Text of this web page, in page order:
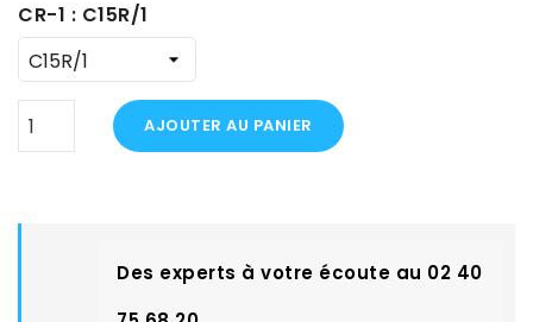
CR-1 : C15R/1
AJOUTER AU PANIER
Des experts à votre écoute au 02 40